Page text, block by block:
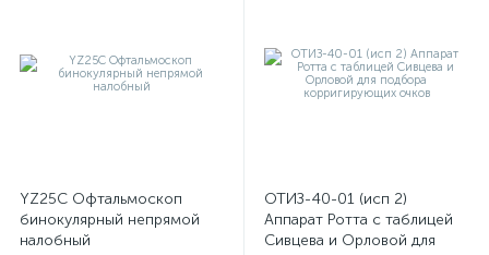
YZ25C Офтальмоскоп
бинокулярный непрямой
налобный
ОТИЗ-40-01 (исп 2)
Аппарат Ротта с таблицей
Сивцева и Орловой для